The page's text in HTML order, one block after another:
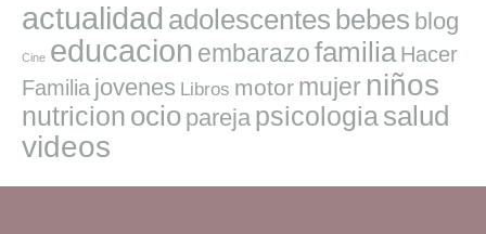
actualidad adolescentes bebes blog
Cine educacion embarazofamilia Hacer
Familia jovenes Libros motor mujer niños
nutricion ocio pareja psicologiasalud
videos